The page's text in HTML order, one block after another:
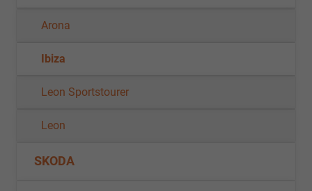
Arona
Ibiza
Leon Sportstourer
Leon
SKODA